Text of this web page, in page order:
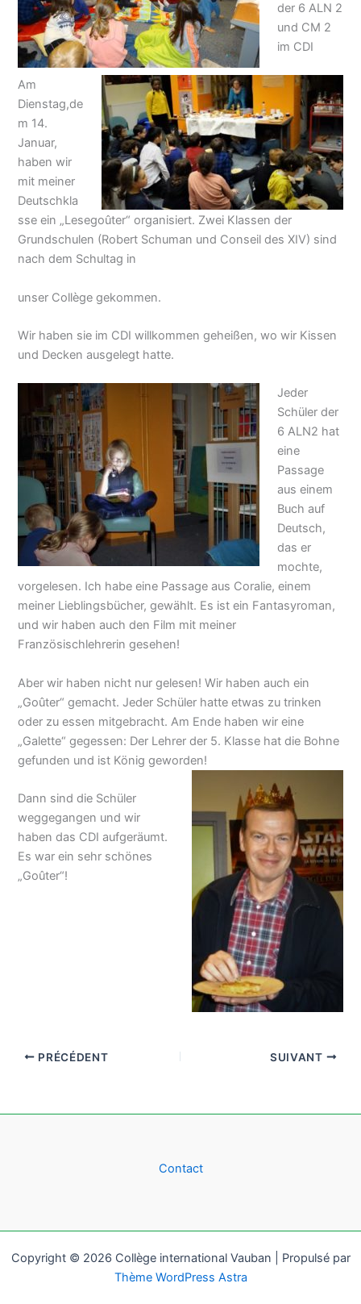
der 6 ALN 2
und CM 2
im CDI
Am
Dienstag,de
m 14.
Januar,
haben wir
mit meiner
Deutschkla
sse ein „Lesegoûter“ organisiert. Zwei Klassen der
Grundschulen (Robert Schuman und Conseil des XIV) sind
nach dem Schultag in
unser Collège gekommen.
Wir haben sie im CDI willkommen geheißen, wo wir Kissen
und Decken ausgelegt hatte.
Jeder
Schüler der
6 ALN2 hat
eine
Passage
aus einem
Buch auf
Deutsch,
das er
mochte,
vorgelesen. Ich habe eine Passage aus Coralie, einem
meiner Lieblingsbücher, gewählt. Es ist ein Fantasyroman,
und wir haben auch den Film mit meiner
Französischlehrerin gesehen!
Aber wir haben nicht nur gelesen! Wir haben auch ein
„Goûter“ gemacht. Jeder Schüler hatte etwas zu trinken
oder zu essen mitgebracht. Am Ende haben wir eine
„Galette“ gegessen: Der Lehrer der 5. Klasse hat die Bohne
gefunden und ist König geworden!
Dann sind die Schüler
weggegangen und wir
haben das CDI aufgeräumt.
Es war ein sehr schönes
„Goûter“!
PRÉCÉDENT SUIVANT
Contact
Copyright © 2026 Collège international Vauban | Propulsé par
Thème WordPress Astra